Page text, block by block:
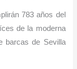
783 años del
de la moderna
barcas de Sevilla